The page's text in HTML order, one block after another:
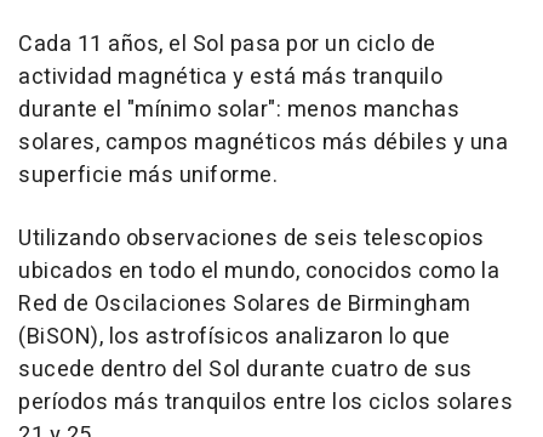
Cada 11 años, el Sol pasa por un ciclo de
actividad magnética y está más tranquilo
durante el "mínimo solar": menos manchas
solares, campos magnéticos más débiles y una
superficie más uniforme.
Utilizando observaciones de seis telescopios
ubicados en todo el mundo, conocidos como la
Red de Oscilaciones Solares de Birmingham
(BiSON), los astrofísicos analizaron lo que
sucede dentro del Sol durante cuatro de sus
períodos más tranquilos entre los ciclos solares